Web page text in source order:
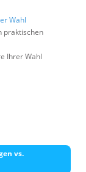
Wahl
praktischen
Ihrer Wahl
vs.